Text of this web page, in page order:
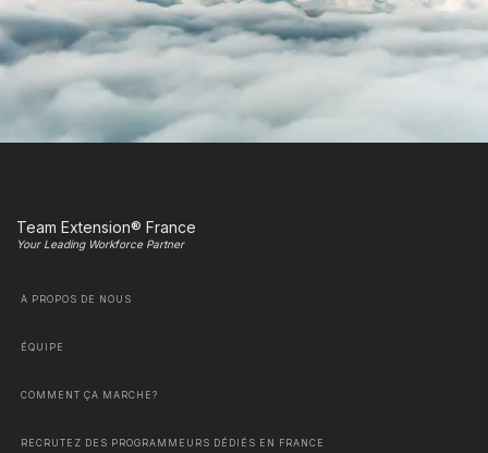
Team Extension® France
Your Leading Workforce Partner
À PROPOS DE NOUS
ÉQUIPE
COMMENT ÇA MARCHE?
RECRUTEZ DES PROGRAMMEURS DÉDIÉS EN FRANCE